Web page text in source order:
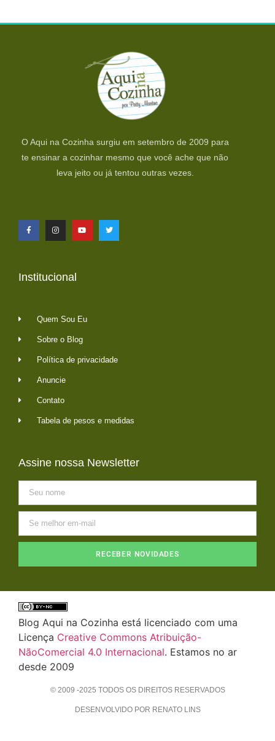
O Aqui na Cozinha surgiu em setembro de 2009 para
te ensinar a cozinhar mesmo que você ache que não
leva jeito ou já tentou outras vezes.
Institucional
Quem Sou Eu
Sobre o Blog
Política de privacidade
Anuncie
Contato
Tabela de pesos e medidas
Assine nossa Newsletter
RECEBER NOVIDADES
Blog Aqui na Cozinha está licenciado com uma
Licença Creative Commons Atribuição-
NãoComercial 4.0 Internacional. Estamos no ar
desde 2009
© 2009 -2025 TODOS OS DIREITOS RESERVADOS
DESENVOLVIDO POR RENATO LINS